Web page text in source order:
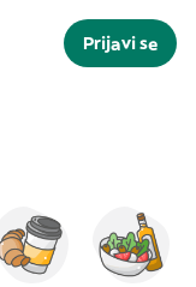
Prijavi se